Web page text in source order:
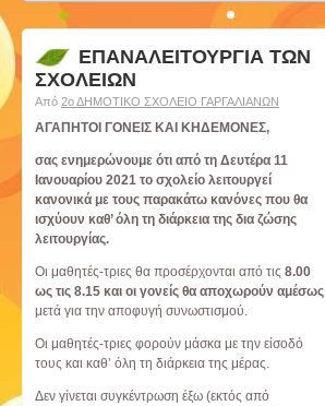
ΕΠΑΝΑΛΕΙΤΟΥΡΓΙΑ ΤΩΝ
ΣΧΟΛΕΙΩΝ
Από 2ο ΔΗΜΟΤΙΚΟ ΣΧΟΛΕΙΟ ΓΑΡΓΑΛΙΑΝΩΝ
ΑΓΑΠΗΤΟΙ ΓΟΝΕΙΣ ΚΑΙ ΚΗΔΕΜΟΝΕΣ,
σας ενημερώνουμε ότι από τη Δευτέρα 11
Ιανουαρίου 2021 το σχολείο λειτουργεί
κανονικά με τους παρακάτω κανόνες που θα
ισχύουν καθ’ όλη τη διάρκεια της δια ζώσης
λειτουργίας.
Οι μαθητές-τριες θα προσέρχονται από τις 8.00
ως τις 8.15 και οι γονείς θα αποχωρούν αμέσως
μετά για την αποφυγή συνωστισμού.
Οι μαθητές-τριες φορούν μάσκα με την είσοδό
τους και καθ’ όλη τη διάρκεια της μέρας.
Δεν γίνεται συγκέντρωση έξω (εκτός από